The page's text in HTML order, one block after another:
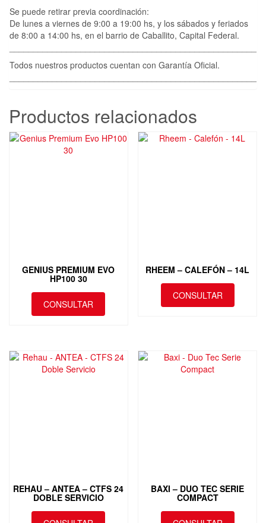
Se puede retirar previa coordinación:
De lunes a viernes de 9:00 a 19:00 hs, y los sábados y feriados
de 8:00 a 14:00 hs, en el barrio de Caballito, Capital Federal.
Todos nuestros productos cuentan con Garantía Oficial.
Productos relacionados
GENIUS PREMIUM EVO
HP100 30
CONSULTAR
RHEEM – CALEFÓN – 14L
CONSULTAR
REHAU – ANTEA – CTFS 24
DOBLE SERVICIO
BAXI – DUO TEC SERIE
COMPACT